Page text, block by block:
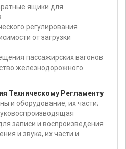
ящики для
регулирования
от загрузки
пассажирских вагонов
железнодорожного
Техническому Регламенту
и оборудование, их части;
записи и воспроизведения
и звука, их части и